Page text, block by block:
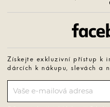
Získejte exkluzivní přístup k
dárcích k nákupu, slevách a